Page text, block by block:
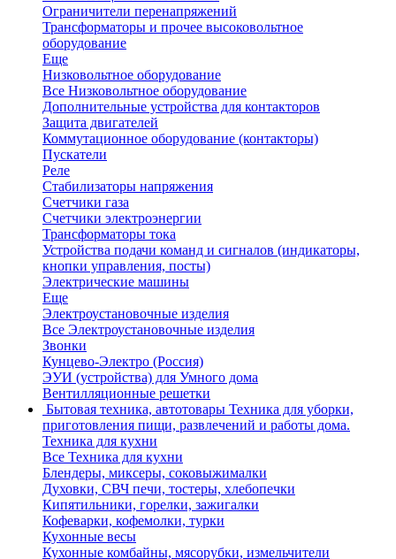
Ограничители перенапряжений
Трансформаторы и прочее высоковольтное
оборудование
Еще
Низковольтное оборудование
Все Низковольтное оборудование
Дополнительные устройства для контакторов
Защита двигателей
Коммутационное оборудование (контакторы)
Пускатели
Реле
Стабилизаторы напряжения
Счетчики газа
Счетчики электроэнергии
Трансформаторы тока
Устройства подачи команд и сигналов (индикаторы,
кнопки управления, посты)
Электрические машины
Еще
Электроустановочные изделия
Все Электроустановочные изделия
Звонки
Кунцево-Электро (Россия)
ЭУИ (устройства) для Умного дома
Вентилляционные решетки
Бытовая техника, автотовары Техника для уборки,
приготовления пищи, развлечений и работы дома.
Техника для кухни
Все Техника для кухни
Блендеры, миксеры, соковыжималки
Духовки, СВЧ печи, тостеры, хлебопечки
Кипятильники, горелки, зажигалки
Кофеварки, кофемолки, турки
Кухонные весы
Кухонные комбайны, мясорубки, измельчители